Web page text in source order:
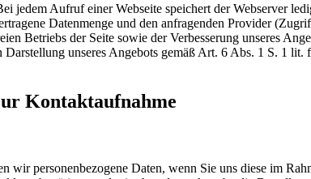
jedem Aufruf einer Webseite speichert der Webserver
Datenmenge und den anfragenden Provider
Betriebs der Seite sowie der Verbesserung unseres
unseres Angebots gemäß Art. 6 Abs. 1 S. 1
Kontaktaufnahme
personenbezogene Daten, wenn Sie uns diese im